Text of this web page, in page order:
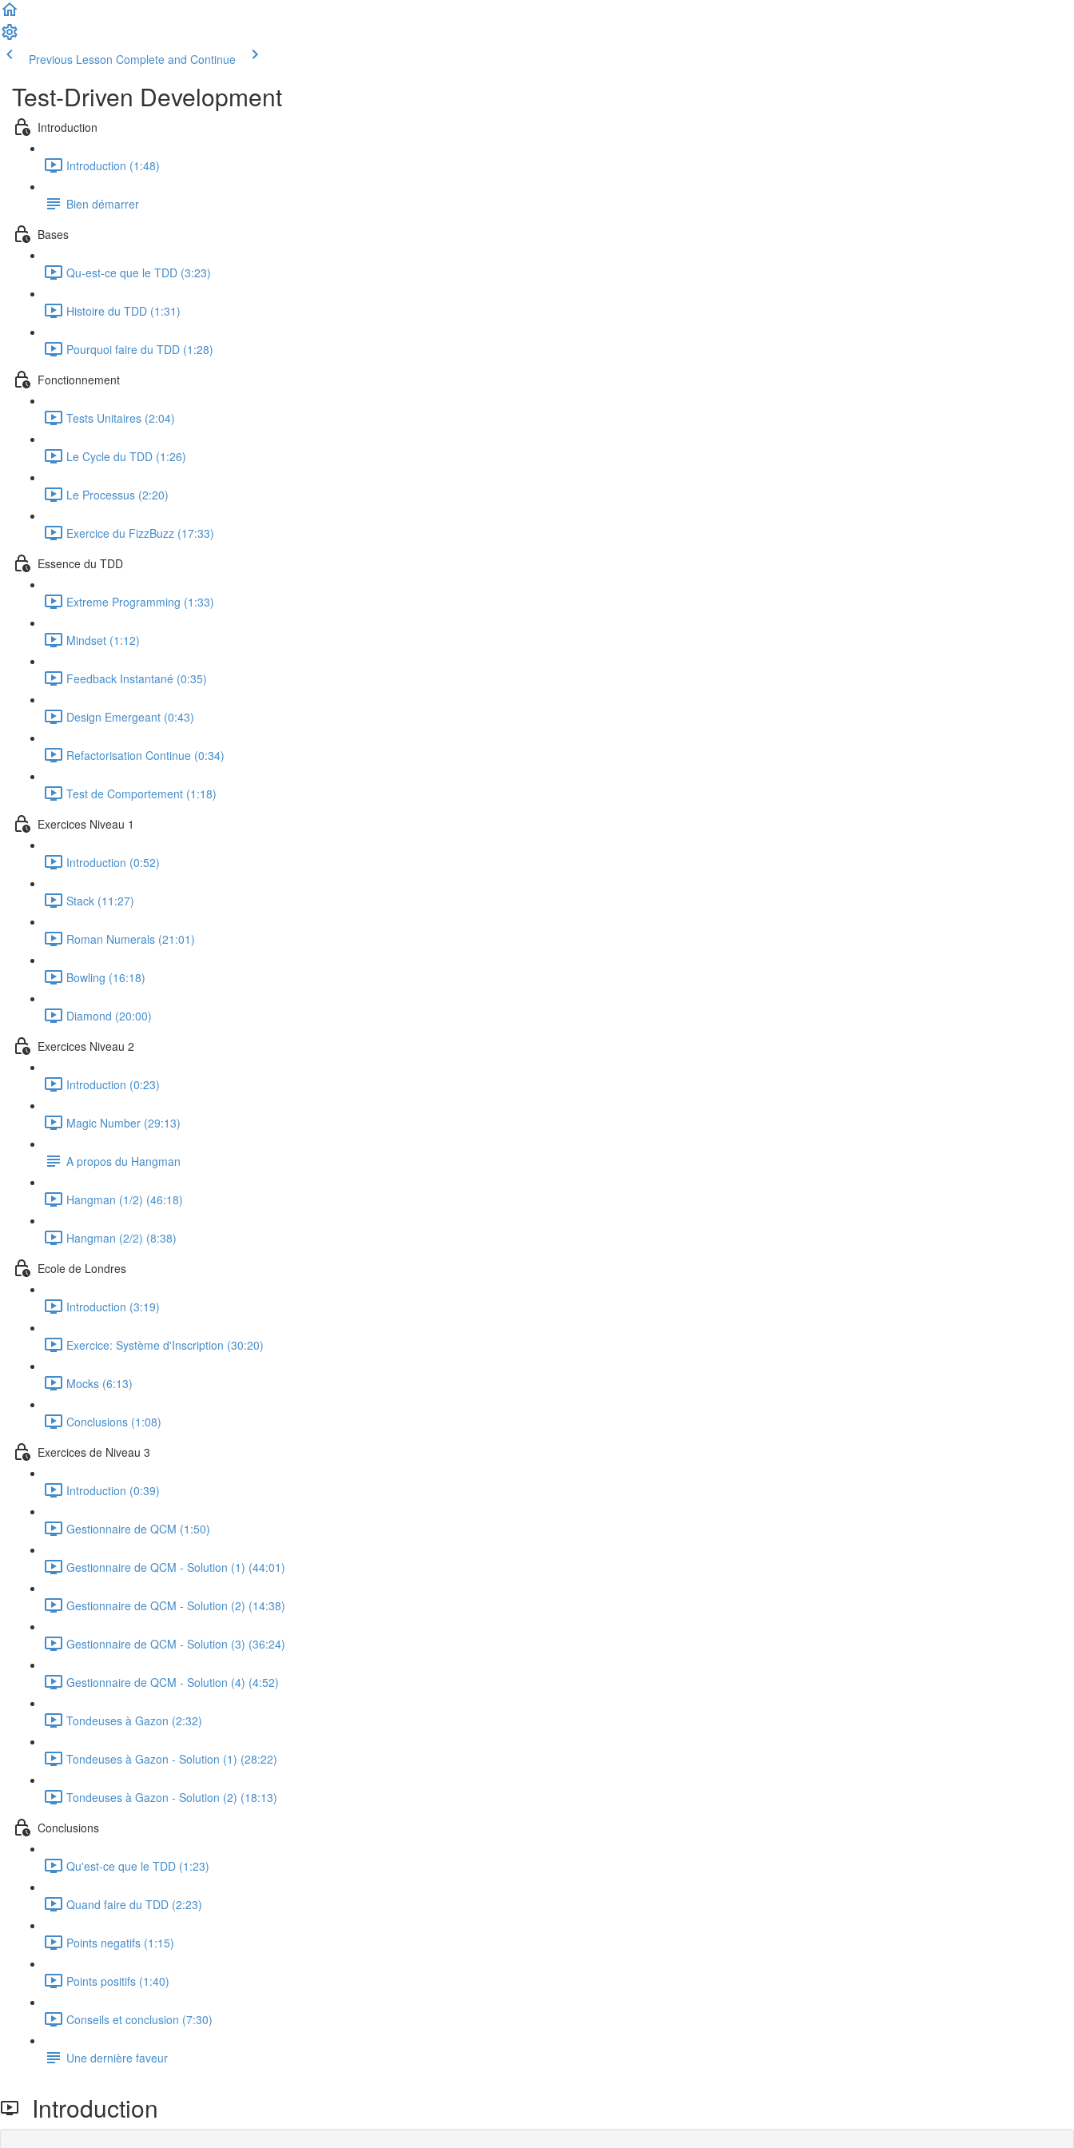
Previous Lesson Complete and Continue
Test-Driven Development
Introduction
Introduction (1:48)
Bien démarrer
Bases
Qu-est-ce que le TDD (3:23)
Histoire du TDD (1:31)
Pourquoi faire du TDD (1:28)
Fonctionnement
Tests Unitaires (2:04)
Le Cycle du TDD (1:26)
Le Processus (2:20)
Exercice du FizzBuzz (17:33)
Essence du TDD
Extreme Programming (1:33)
Mindset (1:12)
Feedback Instantané (0:35)
Design Emergeant (0:43)
Refactorisation Continue (0:34)
Test de Comportement (1:18)
Exercices Niveau 1
Introduction (0:52)
Stack (11:27)
Roman Numerals (21:01)
Bowling (16:18)
Diamond (20:00)
Exercices Niveau 2
Introduction (0:23)
Magic Number (29:13)
A propos du Hangman
Hangman (1/2) (46:18)
Hangman (2/2) (8:38)
Ecole de Londres
Introduction (3:19)
Exercice: Système d'Inscription (30:20)
Mocks (6:13)
Conclusions (1:08)
Exercices de Niveau 3
Introduction (0:39)
Gestionnaire de QCM (1:50)
Gestionnaire de QCM - Solution (1) (44:01)
Gestionnaire de QCM - Solution (2) (14:38)
Gestionnaire de QCM - Solution (3) (36:24)
Gestionnaire de QCM - Solution (4) (4:52)
Tondeuses à Gazon (2:32)
Tondeuses à Gazon - Solution (1) (28:22)
Tondeuses à Gazon - Solution (2) (18:13)
Conclusions
Qu'est-ce que le TDD (1:23)
Quand faire du TDD (2:23)
Points negatifs (1:15)
Points positifs (1:40)
Conseils et conclusion (7:30)
Une dernière faveur
Introduction